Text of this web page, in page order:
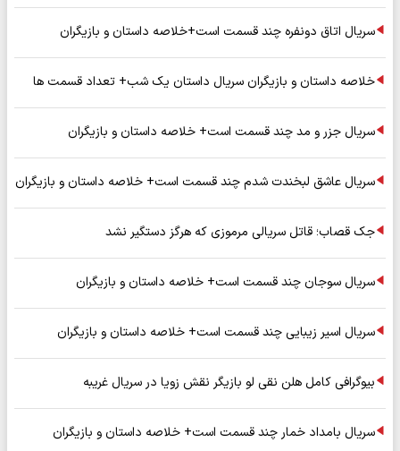
سریال اتاق دونفره چند قسمت است+خلاصه داستان و بازیگران
خلاصه داستان و بازیگران سریال داستان یک شب+ تعداد قسمت ها
سریال جزر و مد چند قسمت است+ خلاصه داستان و بازیگران
سریال عاشق لبخندت شدم چند قسمت است+ خلاصه داستان و بازیگران
جک قصاب؛ قاتل سریالی مرموزی که هرگز دستگیر نشد
سریال سوجان چند قسمت است+ خلاصه داستان و بازیگران
سریال اسیر زیبایی چند قسمت است+ خلاصه داستان و بازیگران
بیوگرافی کامل هلن نقی لو بازیگر نقش زویا در سریال غریبه
سریال بامداد خمار چند قسمت است+ خلاصه داستان و بازیگران